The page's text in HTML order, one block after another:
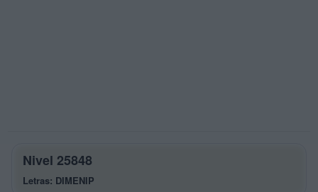
Nivel 25848
Letras: DIMENIP